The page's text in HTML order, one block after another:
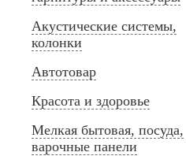
Акустические системы,
колонки
Автотовар
Красота и здоровье
Мелкая бытовая, посуда,
варочные панели